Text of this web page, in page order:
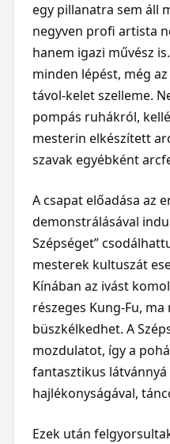
egy pillanatra sem áll
negyven profi artista
hanem igazi művész
minden lépést, még
távol-kelet szelleme.
pompás ruhákról,
mesterin elkészített
szavak egyébként
A csapat előadása az
demonstrálásával
Szépséget”
mesterek kultuszát
Kínában az ivást
részeges Kung-Fu,
büszkélkedhet. A
mozdulatot, így a
fantasztikus
hajlékonyságával,
Ezek után